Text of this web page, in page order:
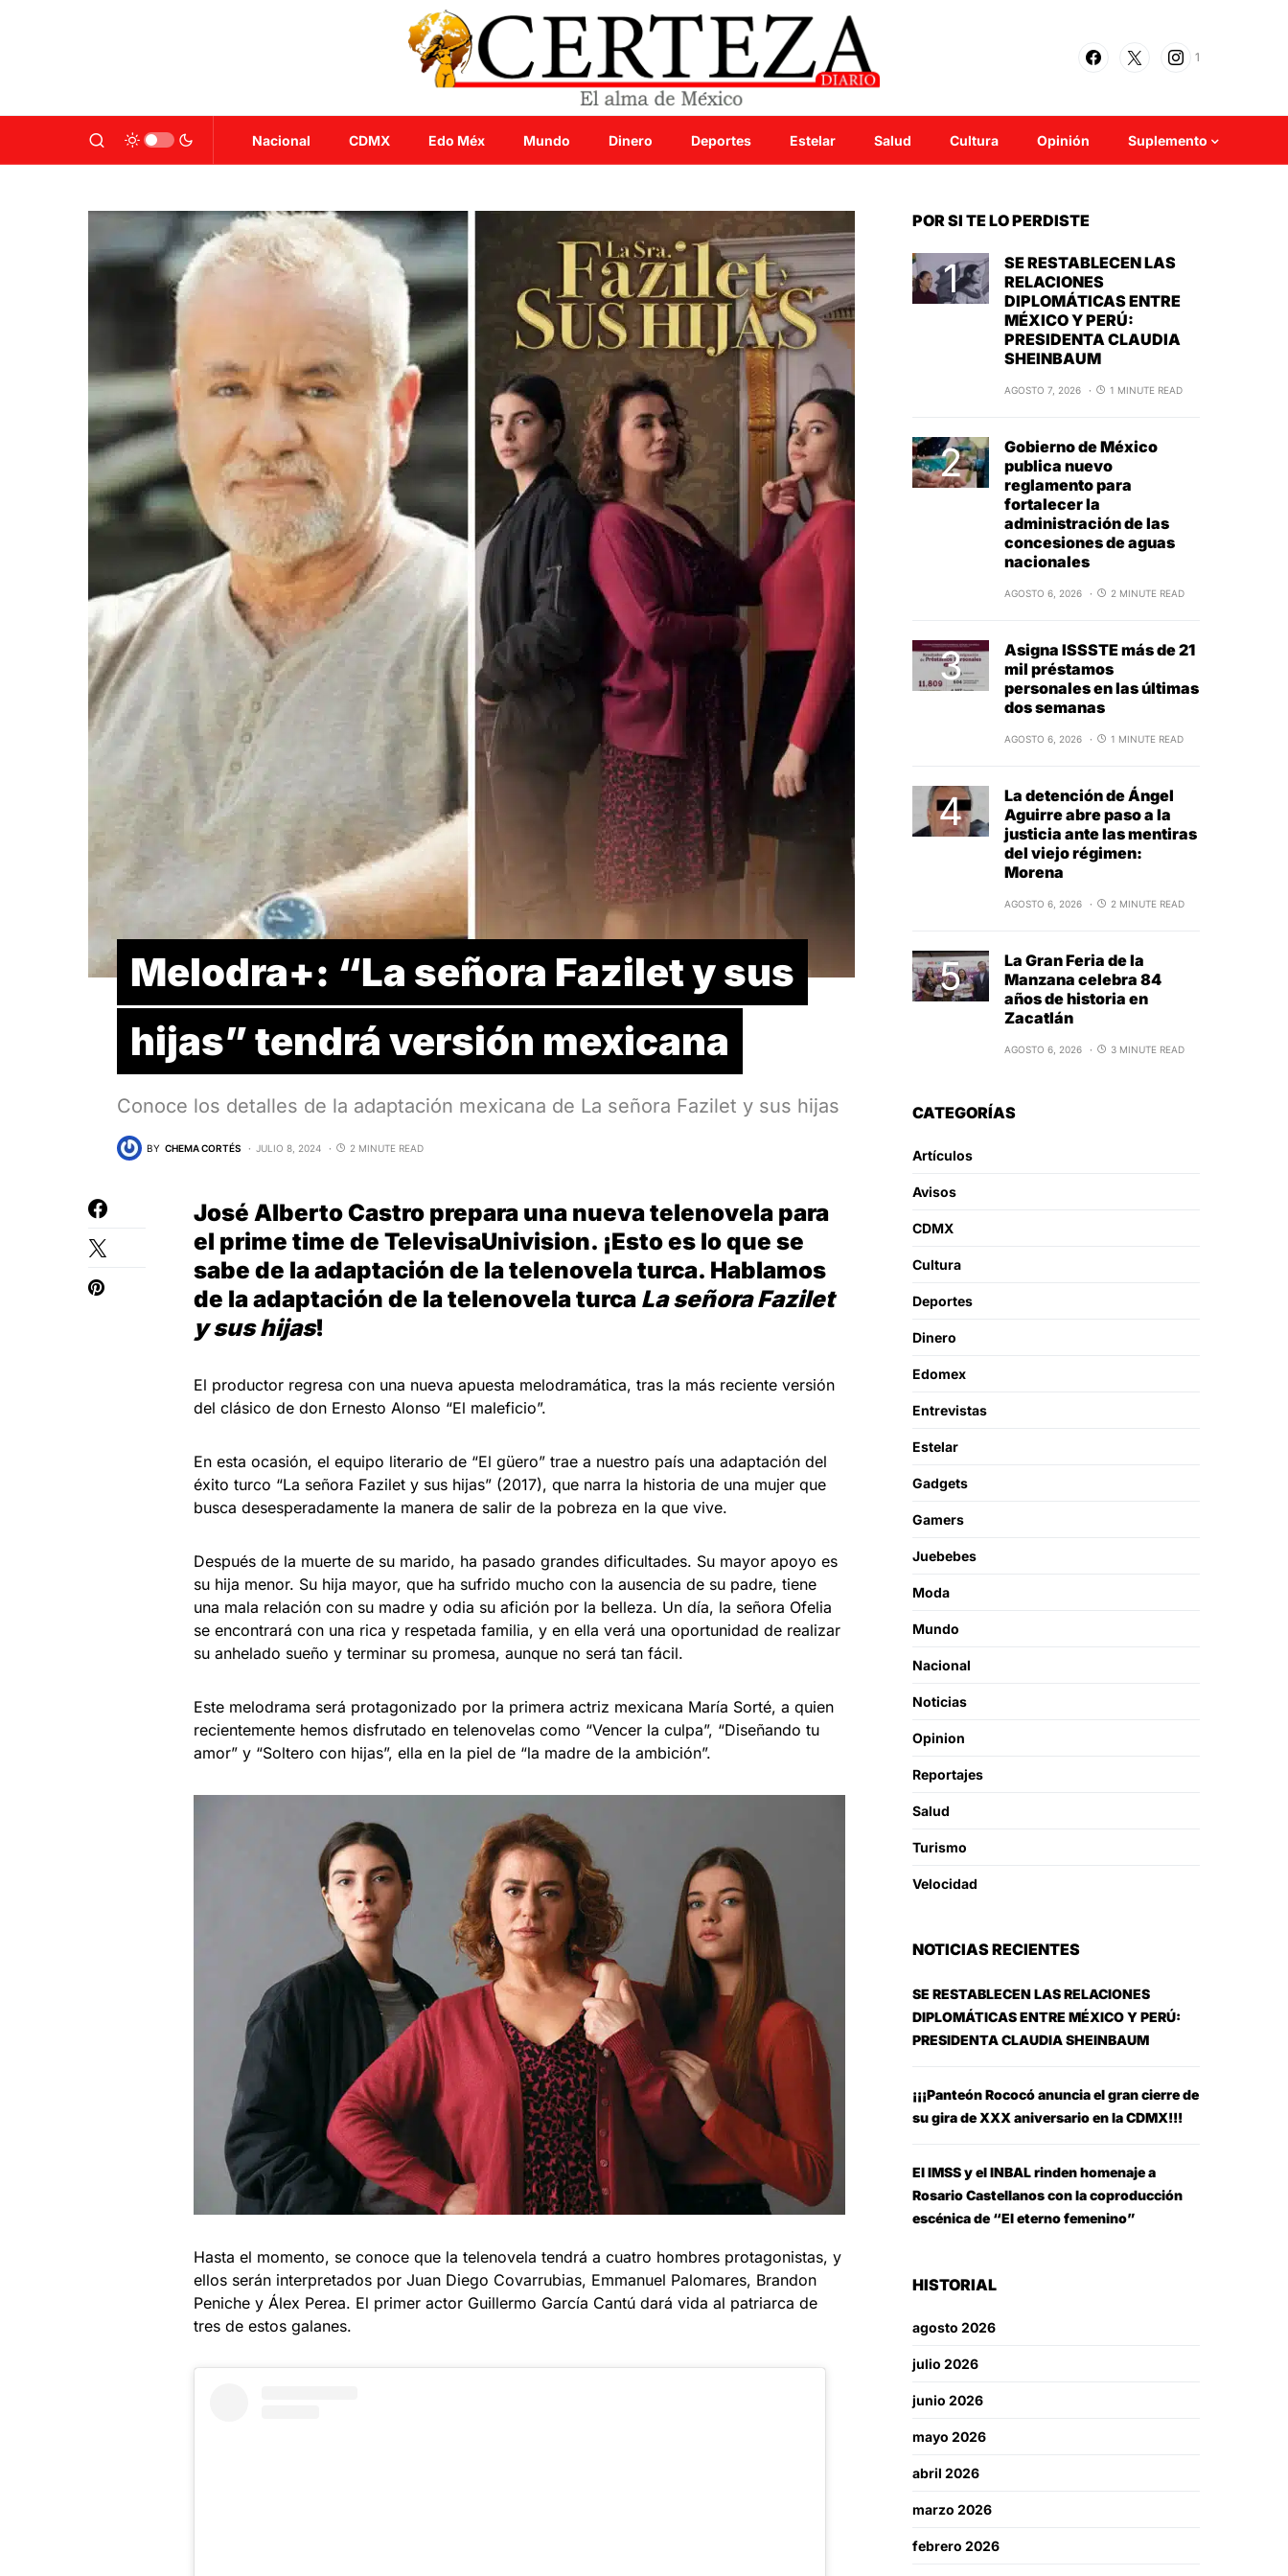
1
Nacional CDMX Edo Méx Mundo Dinero Deportes Estelar Salud Cultura Opinión Suplemento
Melodra+: “La señora Fazilet y sus
hijas” tendrá versión mexicana
Conoce los detalles de la adaptación mexicana de La señora Fazilet y sus hijas
BY CHEMA CORTÉS JULIO 8, 2024 2 MINUTE READ
José Alberto Castro prepara una nueva telenovela para
el prime time de TelevisaUnivision. ¡Esto es lo que se
sabe de la adaptación de la telenovela turca. Hablamos
de la adaptación de la telenovela turca La señora Fazilet
y sus hijas!
El productor regresa con una nueva apuesta melodramática, tras la más reciente versión
del clásico de don Ernesto Alonso “El maleficio”.
En esta ocasión, el equipo literario de “El güero” trae a nuestro país una adaptación del
éxito turco “La señora Fazilet y sus hijas” (2017), que narra la historia de una mujer que
busca desesperadamente la manera de salir de la pobreza en la que vive.
Después de la muerte de su marido, ha pasado grandes dificultades. Su mayor apoyo es
su hija menor. Su hija mayor, que ha sufrido mucho con la ausencia de su padre, tiene
una mala relación con su madre y odia su afición por la belleza. Un día, la señora Ofelia
se encontrará con una rica y respetada familia, y en ella verá una oportunidad de realizar
su anhelado sueño y terminar su promesa, aunque no será tan fácil.
Este melodrama será protagonizado por la primera actriz mexicana María Sorté, a quien
recientemente hemos disfrutado en telenovelas como “Vencer la culpa”, “Diseñando tu
amor” y “Soltero con hijas”, ella en la piel de “la madre de la ambición”.
Hasta el momento, se conoce que la telenovela tendrá a cuatro hombres protagonistas, y
ellos serán interpretados por Juan Diego Covarrubias, Emmanuel Palomares, Brandon
Peniche y Álex Perea. El primer actor Guillermo García Cantú dará vida al patriarca de
tres de estos galanes.
POR SI TE LO PERDISTE
SE RESTABLECEN LAS
RELACIONES
DIPLOMÁTICAS ENTRE
MÉXICO Y PERÚ:
PRESIDENTA CLAUDIA
SHEINBAUM
AGOSTO 7, 2026 1 MINUTE READ
Gobierno de México
publica nuevo
reglamento para
fortalecer la
administración de las
concesiones de aguas
nacionales
AGOSTO 6, 2026 2 MINUTE READ
Asigna ISSSTE más de 21
mil préstamos
personales en las últimas
dos semanas
AGOSTO 6, 2026 1 MINUTE READ
La detención de Ángel
Aguirre abre paso a la
justicia ante las mentiras
del viejo régimen:
Morena
AGOSTO 6, 2026 2 MINUTE READ
La Gran Feria de la
Manzana celebra 84
años de historia en
Zacatlán
AGOSTO 6, 2026 3 MINUTE READ
CATEGORÍAS
Artículos
Avisos
CDMX
Cultura
Deportes
Dinero
Edomex
Entrevistas
Estelar
Gadgets
Gamers
Juebebes
Moda
Mundo
Nacional
Noticias
Opinion
Reportajes
Salud
Turismo
Velocidad
NOTICIAS RECIENTES
SE RESTABLECEN LAS RELACIONES
DIPLOMÁTICAS ENTRE MÉXICO Y PERÚ:
PRESIDENTA CLAUDIA SHEINBAUM
¡¡¡Panteón Rococó anuncia el gran cierre de
su gira de XXX aniversario en la CDMX!!!
El IMSS y el INBAL rinden homenaje a
Rosario Castellanos con la coproducción
escénica de “El eterno femenino”
HISTORIAL
agosto 2026
julio 2026
junio 2026
mayo 2026
abril 2026
marzo 2026
febrero 2026